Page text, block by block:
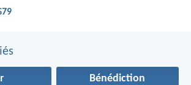
Bénédiction